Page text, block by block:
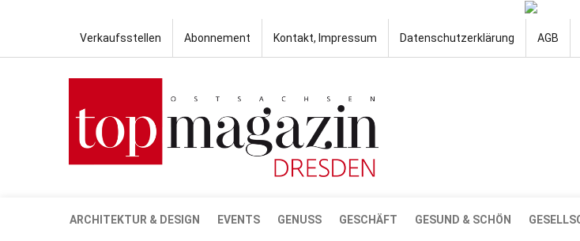
Verkaufsstellen Abonnement Kontakt, Impressum Datenschutzerklärung AGB
ARCHITEKTUR & DESIGN EVENTS GENUSS GESCHÄFT GESUND & SCHÖN